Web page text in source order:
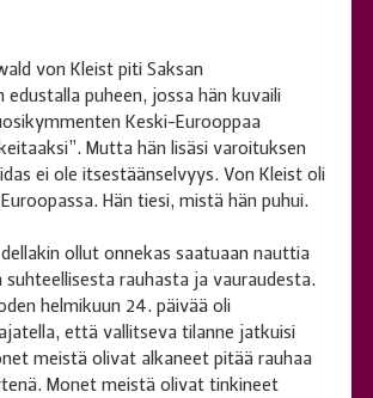
von Kleist piti Saksan
puheen, jossa hän kuvaili
Keski-Eurooppaa
Mutta hän lisäsi varoituksen
ei ole itsestäänselvyys. Von Kleist oli
Hän tiesi, mistä hän puhui.
ollut onnekas saatuaan nauttia
suhteellisesta rauhasta ja vauraudesta.
helmikuun 24. päivää oli
että vallitseva tilanne jatkuisi
meistä olivat alkaneet pitää rauhaa
Monet meistä olivat tinkineet